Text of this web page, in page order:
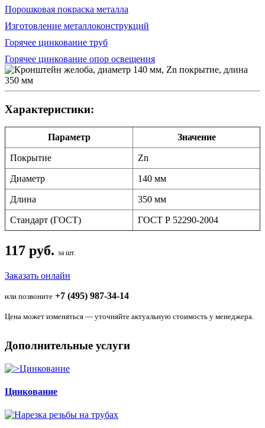
Порошковая покраска металла
Изготовление металлоконструкций
Горячее цинкование труб
Горячее цинкование опор освещения
Характеристики:
Параметр Значение
Покрытие Zn
Диаметр 140 мм
Длина 350 мм
Стандарт (ГОСТ) ГОСТ Р 52290-2004
117 руб. за шт.
Заказать онлайн
или позвоните +7 (495) 987-34-14
Цена может изменяться — уточняйте актуальную стоимость у менеджера.
Дополнительные услуги
Цинкование